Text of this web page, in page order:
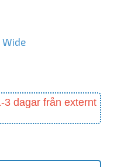
3 dagar från externt